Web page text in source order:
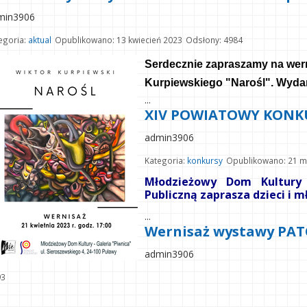
aktual Opublikowano: 13 kwiecień 2023 Odsłony: 4984
Serdecznie zapraszamy na
Kurpiewskiego "Narośl".
...
XIV POWIATOWY
admin3906
Kategoria: konkursy Opublikowano: 21
Młodzieżowy Dom
Publiczną zaprasza dzieci i
...
Wernisaż wystawy
admin3906